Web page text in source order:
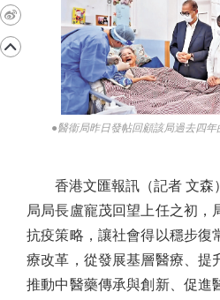
●醫衞局昨日發帖回顧該局過去四
香港文匯報訊（記者 文森
局局長盧寵茂回望上任之初，
抗疫策略，讓社會得以穩步復
療改革，從發展基層醫療、提
推動中醫藥傳承與創新、促進